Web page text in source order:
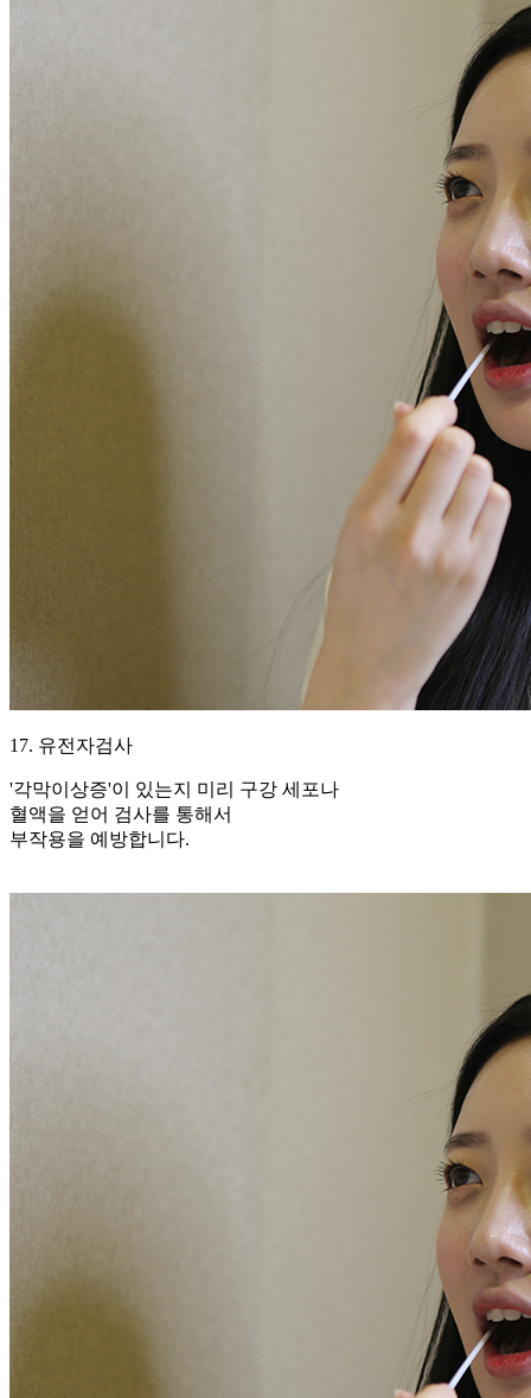
17. 유전자검사
'각막이상증'이 있는지 미리 구강 세포나
혈액을 얻어 검사를 통해서
부작용을 예방합니다.